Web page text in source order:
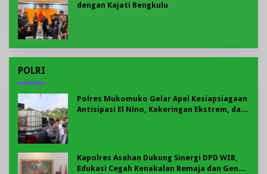
dengan Kajati Bengkulu
POLRI
Polres Mukomuko Gelar Apel Kesiapsiagaan
Antisipasi El Nino, Kekeringan Ekstrem, dan
Kapolres Asahan Dukung Sinergi DPD WIB,
Edukasi Cegah Kenakalan Remaja dan Geng